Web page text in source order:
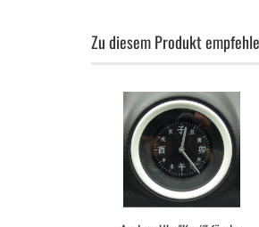
Zu diesem Produkt